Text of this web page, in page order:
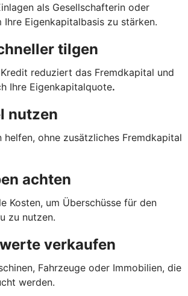
als Gesellschafterin oder
Ihre Eigenkapitalbasis zu stärken.
tilgen
reduziert das Fremdkapital und
Ihre Eigenkapitalquote.
nutzen
helfen, ohne zusätzliches Fremdkapital
achten
Kosten, um Überschüsse für den
zu nutzen.
verkaufen
Fahrzeuge oder Immobilien, die
werden.